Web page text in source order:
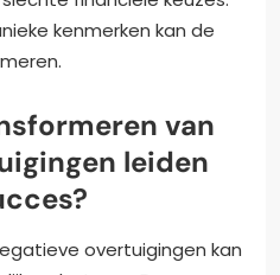
kenmerken kan de
van
leiden
overtuigingen kan